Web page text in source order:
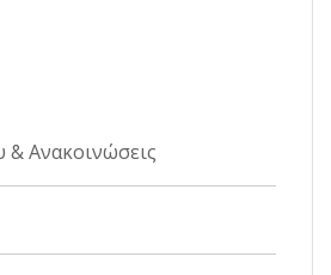
& Ανακοινώσεις